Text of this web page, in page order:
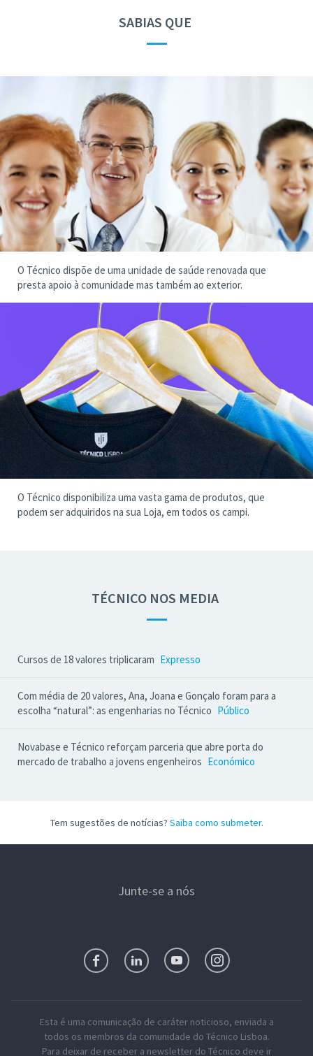
SABIAS QUE
—
O Técnico dispõe de uma unidade de saúde renovada que
presta apoio à comunidade mas também ao exterior.
O Técnico disponibiliza uma vasta gama de produtos, que
podem ser adquiridos na sua Loja, em todos os campi.
TÉCNICO NOS MEDIA
—
Cursos de 18 valores triplicaram Expresso
Com média de 20 valores, Ana, Joana e Gonçalo foram para a
escolha “natural”: as engenharias no Técnico Público
Novabase e Técnico reforçam parceria que abre porta do
mercado de trabalho a jovens engenheiros Económico
Tem sugestões de notícias? Saiba como submeter.
Junte-se a nós
Esta é uma comunicação de caráter noticioso, enviada a
todos os membros da comunidade do Técnico Lisboa.
Para deixar de receber a newsletter do Técnico deve ir